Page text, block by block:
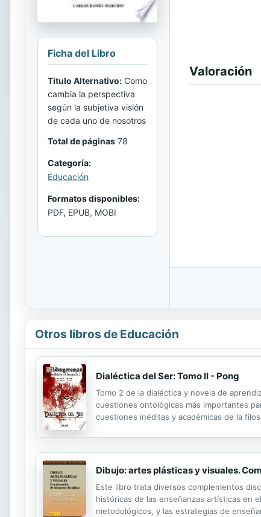
Ficha del Libro
Titulo Alternativo: Como
cambia la perspectiva
según la subjetiva visión
de cada uno de nosotros
Total de páginas 78
Categoría:
Educación
Formatos disponibles:
PDF, EPUB, MOBI
Valoración
Otros libros de Educación
Dialéctica del Ser: Tomo II - Pong
Tomo 2 de la dialéctica y novela de
cuestiones ontológicas más importantes
cuestiones inéditas y académicas de la
Dibujo: artes plásticas y visuales.
Este libro trata diversos complementos
históricas de las enseñanzas artísticas en
metodológicos, y las estrategias de